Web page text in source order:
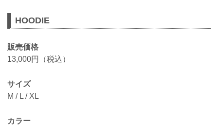
HOODIE
販売価格
13,000円（税込）
サイズ
M / L / XL
カラー